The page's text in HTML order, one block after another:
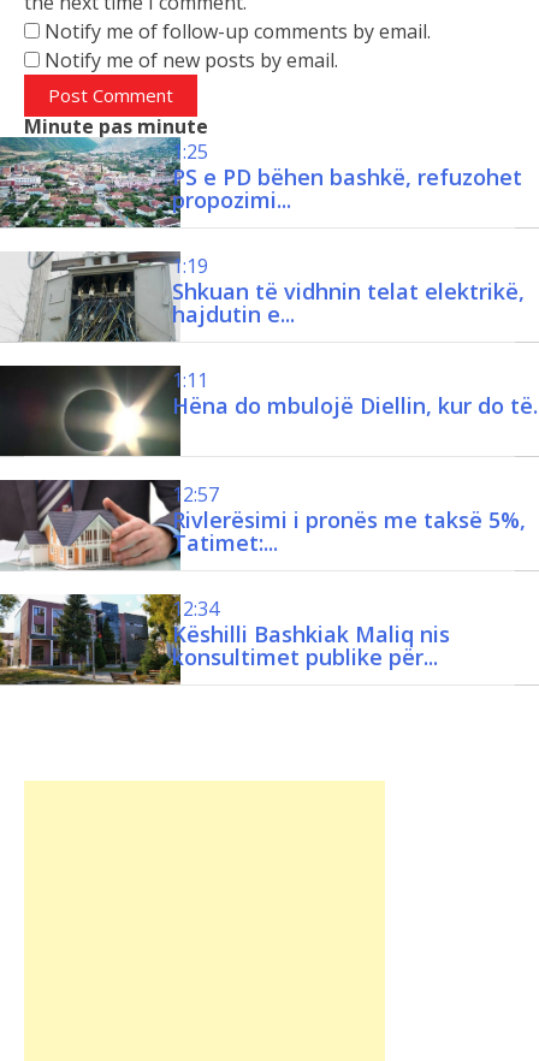
Notify me of new posts by email.
Minute pas minute
1:25
PS e PD bëhen bashkë, refuzohet
propozimi...
1:19
Shkuan të vidhnin telat elektrikë,
hajdutin e...
1:11
Hëna do mbulojë Diellin, kur do
12:57
Rivlerësimi i pronës me taksë 5%,
Tatimet:...
12:34
Këshilli Bashkiak Maliq nis
konsultimet publike për...